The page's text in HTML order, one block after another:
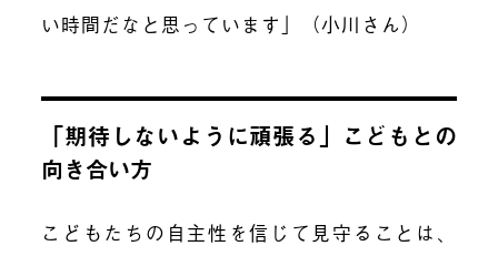
い時間だなと思っています」（小川さん）
「期待しないように頑張る」こどもとの
向き合い方
こどもたちの自主性を信じて見守ることは、